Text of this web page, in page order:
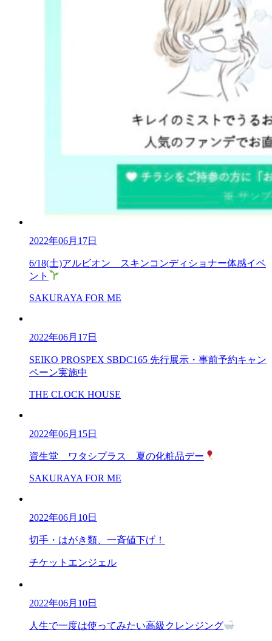
2022年06月17日
6/18(土)アルビオン スキンコンディショナー体感イベ
ント
SAKURAYA FOR ME
2022年06月17日
SEIKO PROSPEX SBDC165 先行展示・事前予約キャン
ペーン実施中
THE CLOCK HOUSE
2022年06月15日
資生堂 ワタシプラス 夏の化粧品デー
SAKURAYA FOR ME
2022年06月10日
切手・はがき類、一斉値下げ！
チケットエンジェル
2022年06月10日
人生で一度は使ってみたい高級クレンジング